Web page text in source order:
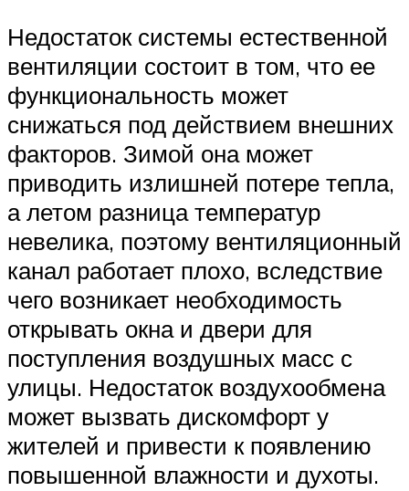
Недостаток системы естественной
вентиляции состоит в том, что ее
функциональность может
снижаться под действием внешних
факторов. Зимой она может
приводить излишней потере тепла,
а летом разница температур
невелика, поэтому вентиляционный
канал работает плохо, вследствие
чего возникает необходимость
открывать окна и двери для
поступления воздушных масс с
улицы. Недостаток воздухообмена
может вызвать дискомфорт у
жителей и привести к появлению
повышенной влажности и духоты.